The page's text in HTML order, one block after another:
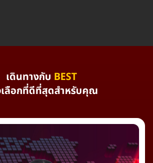
เดินทางกับ BEST
ลือกที่ดีที่สุดสำหรับคุณ